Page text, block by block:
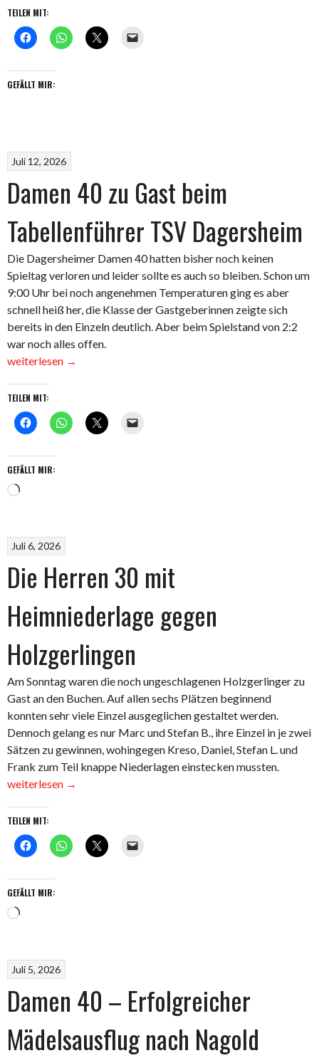
TEILEN MIT:
GEFÄLLT MIR:
Juli 12, 2026
Damen 40 zu Gast beim
Tabellenführer TSV Dagersheim
Die Dagersheimer Damen 40 hatten bisher noch keinen
Spieltag verloren und leider sollte es auch so bleiben. Schon um
9:00 Uhr bei noch angenehmen Temperaturen ging es aber
schnell heiß her, die Klasse der Gastgeberinnen zeigte sich
bereits in den Einzeln deutlich. Aber beim Spielstand von 2:2
war noch alles offen.
„Damen
zu
Gast
beim
TSV
weiterlesen →
TEILEN MIT:
GEFÄLLT MIR:
Wird
Juli 6, 2026
Die Herren 30 mit
Heimniederlage gegen
Holzgerlingen
Am Sonntag waren die noch ungeschlagenen Holzgerlinger zu
Gast an den Buchen. Auf allen sechs Plätzen beginnend
konnten sehr viele Einzel ausgeglichen gestaltet werden.
Dennoch gelang es nur Marc und Stefan B., ihre Einzel in je zwei
Sätzen zu gewinnen, wohingegen Kreso, Daniel, Stefan L. und
Frank zum Teil knappe Niederlagen einstecken mussten.
weiterlesen →
TEILEN MIT:
GEFÄLLT MIR:
Wird
Juli 5, 2026
Damen 40 – Erfolgreicher
Mädelsausflug nach Nagold